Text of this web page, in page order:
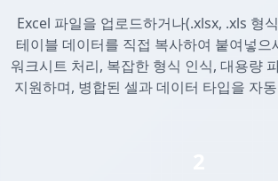
Excel 파일을 업로드하거나(.xlsx, .xls 형
테이블 데이터를 직접 복사하여 붙여넣으
워크시트 처리, 복잡한 형식 인식, 대용량
지원하며, 병합된 셀과 데이터 타입을 자